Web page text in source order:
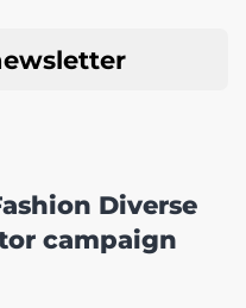
Diverse
campaign